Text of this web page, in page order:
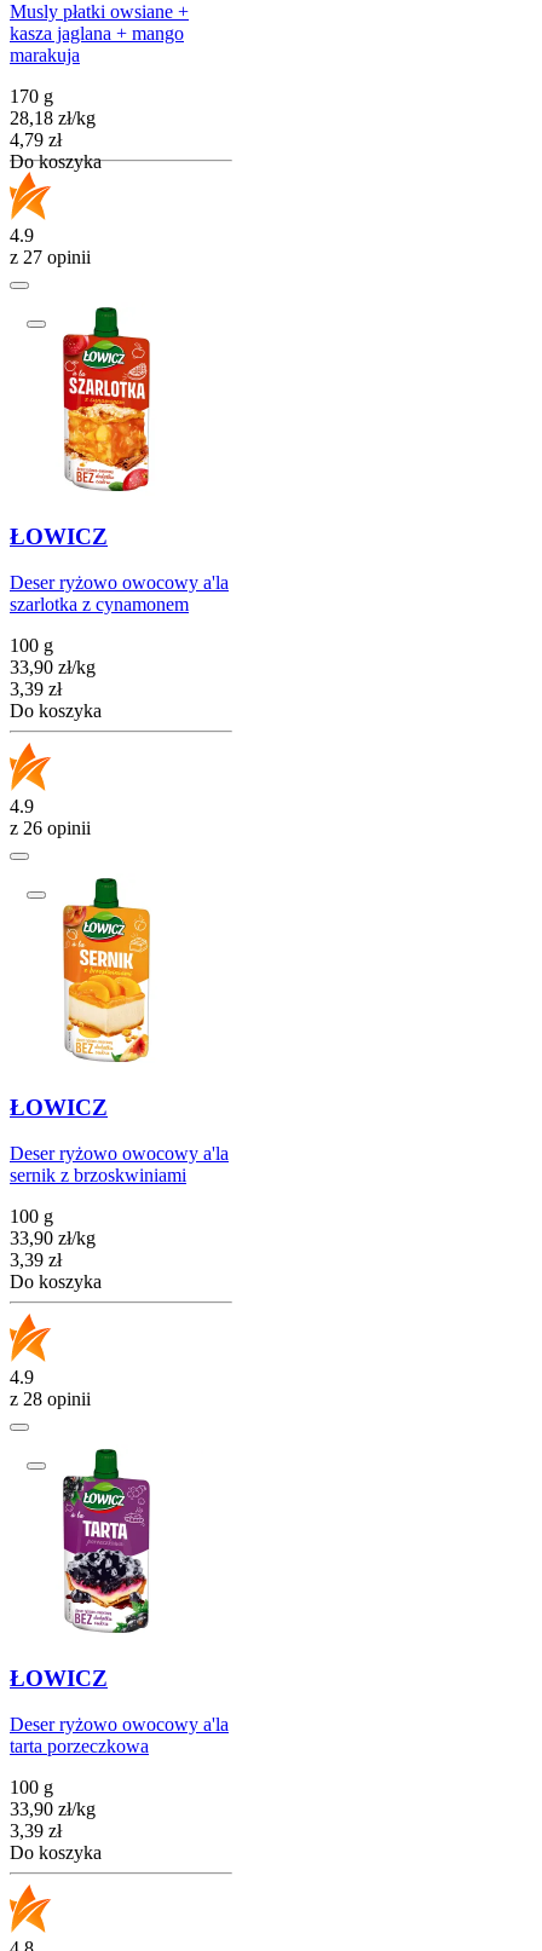
Musly płatki owsiane +
kasza jaglana + mango
marakuja
170 g
28,18 zł/kg
Cena
4,79 zł
Do koszyka
4.9
z 27 opinii
ŁOWICZ
Deser ryżowo owocowy a'la
szarlotka z cynamonem
100 g
33,90 zł/kg
Cena
3,39 zł
Do koszyka
4.9
z 26 opinii
ŁOWICZ
Deser ryżowo owocowy a'la
sernik z brzoskwiniami
100 g
33,90 zł/kg
Cena
3,39 zł
Do koszyka
4.9
z 28 opinii
ŁOWICZ
Deser ryżowo owocowy a'la
tarta porzeczkowa
100 g
33,90 zł/kg
Cena
3,39 zł
Do koszyka